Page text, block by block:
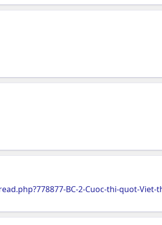
BC-2-Cuoc-thi-quot-